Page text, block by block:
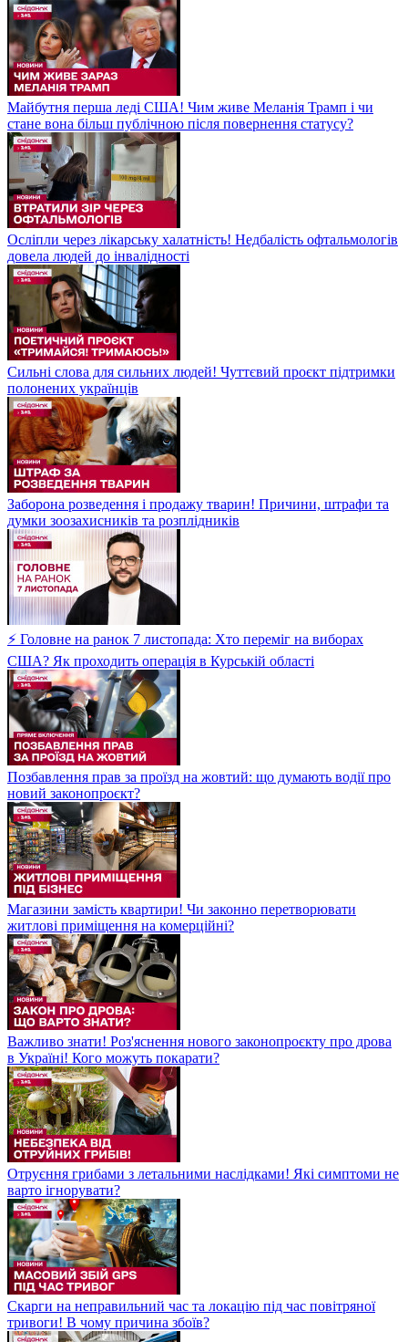
Майбутня перша леді США! Чим живе Меланія Трамп і чи
стане вона більш публічною після повернення статусу?
Осліпли через лікарську халатність! Недбалість офтальмологів
довела людей до інвалідності
Сильні слова для сильних людей! Чуттєвий проєкт підтримки
полонених українців
Заборона розведення і продажу тварин! Причини, штрафи та
думки зоозахисників та розплідників
⚡ Головне на ранок 7 листопада: Хто переміг на виборах
США? Як проходить операція в Курській області
Позбавлення прав за проїзд на жовтий: що думають водії про
новий законопроєкт?
Магазини замість квартири! Чи законно перетворювати
житлові приміщення на комерційні?
Важливо знати! Роз'яснення нового законопроєкту про дрова
в Україні! Кого можуть покарати?
Отруєння грибами з летальними наслідками! Які симптоми не
варто ігнорувати?
Скарги на неправильний час та локацію під час повітряної
тривоги! В чому причина збоїв?